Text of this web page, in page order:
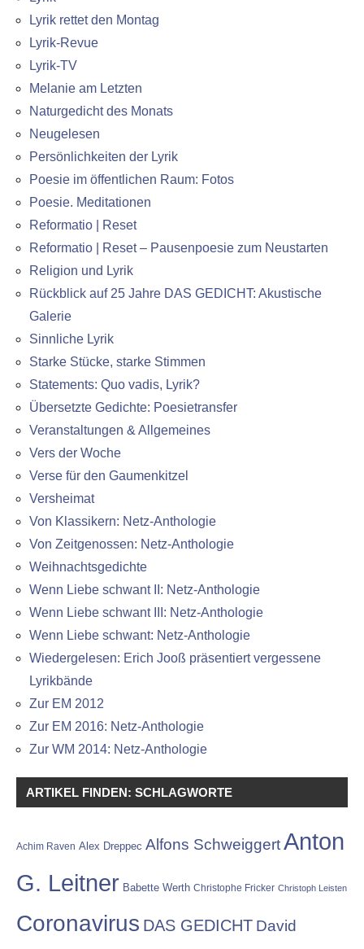
Lyrik rettet den Montag
Lyrik-Revue
Lyrik-TV
Melanie am Letzten
Naturgedicht des Monats
Neugelesen
Persönlichkeiten der Lyrik
Poesie im öffentlichen Raum: Fotos
Poesie. Meditationen
Reformatio | Reset
Reformatio | Reset – Pausenpoesie zum Neustarten
Religion und Lyrik
Rückblick auf 25 Jahre DAS GEDICHT: Akustische
Galerie
Sinnliche Lyrik
Starke Stücke, starke Stimmen
Statements: Quo vadis, Lyrik?
Übersetzte Gedichte: Poesietransfer
Veranstaltungen & Allgemeines
Vers der Woche
Verse für den Gaumenkitzel
Versheimat
Von Klassikern: Netz-Anthologie
Von Zeitgenossen: Netz-Anthologie
Weihnachtsgedichte
Wenn Liebe schwant II: Netz-Anthologie
Wenn Liebe schwant III: Netz-Anthologie
Wenn Liebe schwant: Netz-Anthologie
Wiedergelesen: Erich Jooß präsentiert vergessene
Lyrikbände
Zur EM 2012
Zur EM 2016: Netz-Anthologie
Zur WM 2014: Netz-Anthologie
ARTIKEL FINDEN: SCHLAGWORTE
Achim Raven Alex Dreppec Alfons SchweiggertAnton
G. Leitner Babette Werth Christophe Fricker Christoph Leisten
Coronavirus DAS GEDICHT David